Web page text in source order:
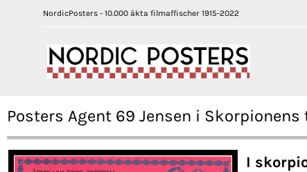
NordicPosters - 10.000 äkta filmaffischer 1915-2022
Posters Agent 69 Jensen i
I